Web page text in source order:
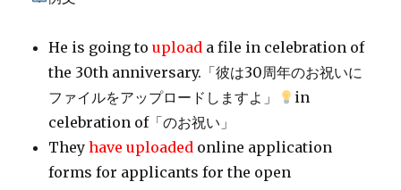
He is going toupload a file in celebration of
the 30th anniversary.「彼は30周年のお祝いに
ファイルをアップロードしますよ」
in
celebration of「のお祝い」
Theyhave uploaded online application
forms for applicants for the open